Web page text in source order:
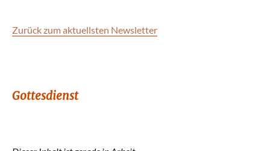
Zurück zum aktuellsten Newsletter
Gottesdienst